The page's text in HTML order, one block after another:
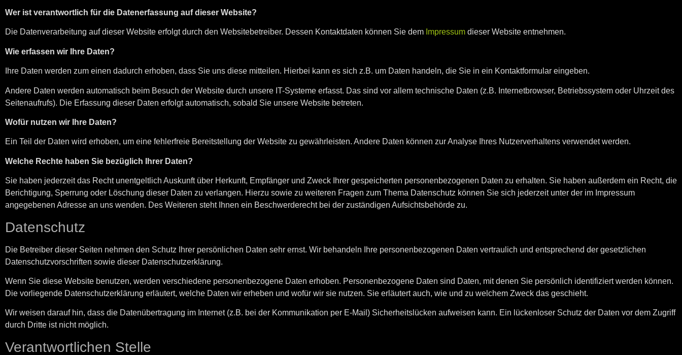
Wer ist verantwortlich für die Datenerfassung auf dieser Website?
Die Datenverarbeitung auf dieser Website erfolgt durch den Websitebetreiber. Dessen Kontaktdaten können Sie dem Impressum dieser Website entnehmen.
Wie erfassen wir Ihre Daten?
Ihre Daten werden zum einen dadurch erhoben, dass Sie uns diese mitteilen. Hierbei kann es sich z.B. um Daten handeln, die Sie in ein Kontaktformular eingeben.
Andere Daten werden automatisch beim Besuch der Website durch unsere IT-Systeme erfasst. Das sind vor allem technische Daten (z.B. Internetbrowser, Betriebssystem oder Uhrzeit des
Seitenaufrufs). Die Erfassung dieser Daten erfolgt automatisch, sobald Sie unsere Website betreten.
Wofür nutzen wir Ihre Daten?
Ein Teil der Daten wird erhoben, um eine fehlerfreie Bereitstellung der Website zu gewährleisten. Andere Daten können zur Analyse Ihres Nutzerverhaltens verwendet werden.
Welche Rechte haben Sie bezüglich Ihrer Daten?
Sie haben jederzeit das Recht unentgeltlich Auskunft über Herkunft, Empfänger und Zweck Ihrer gespeicherten personenbezogenen Daten zu erhalten. Sie haben außerdem ein Recht, die
Berichtigung, Sperrung oder Löschung dieser Daten zu verlangen. Hierzu sowie zu weiteren Fragen zum Thema Datenschutz können Sie sich jederzeit unter der im Impressum
angegebenen Adresse an uns wenden. Des Weiteren steht Ihnen ein Beschwerderecht bei der zuständigen Aufsichtsbehörde zu.
Datenschutz
Die Betreiber dieser Seiten nehmen den Schutz Ihrer persönlichen Daten sehr ernst. Wir behandeln Ihre personenbezogenen Daten vertraulich und entsprechend der gesetzlichen
Datenschutzvorschriften sowie dieser Datenschutzerklärung.
Wenn Sie diese Website benutzen, werden verschiedene personenbezogene Daten erhoben. Personenbezogene Daten sind Daten, mit denen Sie persönlich identifiziert werden können.
Die vorliegende Datenschutzerklärung erläutert, welche Daten wir erheben und wofür wir sie nutzen. Sie erläutert auch, wie und zu welchem Zweck das geschieht.
Wir weisen darauf hin, dass die Datenübertragung im Internet (z.B. bei der Kommunikation per E-Mail) Sicherheitslücken aufweisen kann. Ein lückenloser Schutz der Daten vor dem Zugriff
durch Dritte ist nicht möglich.
Verantwortlichen Stelle